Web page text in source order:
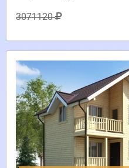
3071120